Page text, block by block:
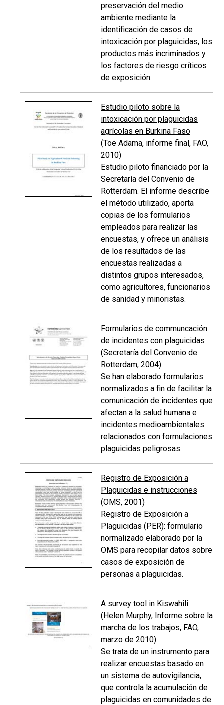
preservación del medio
ambiente mediante la
identificación de casos de
intoxicación por plaguicidas, los
productos más incriminados y
los factores de riesgo críticos
de exposición.
Estudio piloto sobre la
intoxicación por plaguicidas
agrícolas en Burkina Faso
(Toe Adama, informe final, FAO,
2010)
Estudio piloto financiado por la
Secretaría del Convenio de
Rotterdam. El informe describe
el método utilizado, aporta
copias de los formularios
empleados para realizar las
encuestas, y ofrece un análisis
de los resultados de las
encuestas realizadas a
distintos grupos interesados,
como agricultores, funcionarios
de sanidad y minoristas.
Formularios de communcación
de incidentes con plaguicidas
(Secretaría del Convenio de
Rotterdam, 2004)
Se han elaborado formularios
normalizados a fin de facilitar la
comunicación de incidentes que
afectan a la salud humana e
incidentes medioambientales
relacionados con formulaciones
plaguicidas peligrosas.
Registro de Exposición a
Plaguicidas e instrucciones
(OMS, 2001)
Registro de Exposición a
Plaguicidas (PER): formulario
normalizado elaborado por la
OMS para recopilar datos sobre
casos de exposición de
personas a plaguicidas.
A survey tool in Kiswahili
(Helen Murphy, Informe sobre la
marcha de los trabajos, FAO,
marzo de 2010)
Se trata de un instrumento para
realizar encuestas basado en
un sistema de autovigilancia,
que controla la acumulación de
plaguicidas en comunidades de